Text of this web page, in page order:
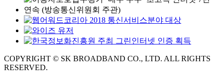
COPYRIGHT © SK BROADBAND CO., LTD. ALL RIGHTS
RESERVED.